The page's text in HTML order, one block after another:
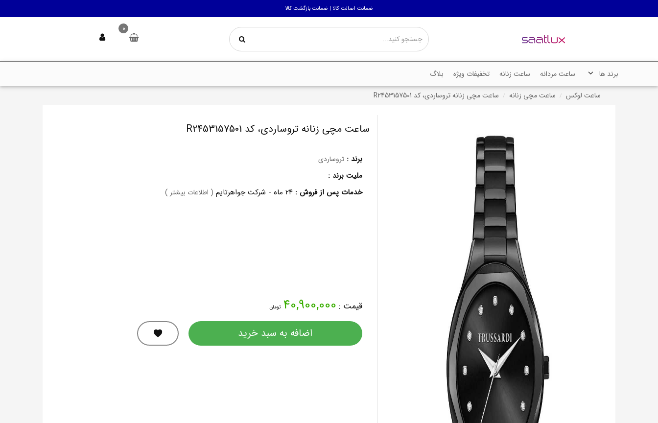
ضمانت اصالت کالا | ضمانت بازگشت کالا
0
برند ها ساعت مردانه ساعت زنانه تخفیفات ویژه
بلاگ
ساعت لوکس
ساعت مچی زنانه ساعت مچی زنانه تروساردی، کد R2453157501
ساعت مچی زنانه تروساردی، کد R2453157501
برند : تروساردی
ملیت برند :
خدمات پس از فروش :۲۴ ماه - شرکت جواهرتایم ( اطلاعات بیشتر )
قیمت : 40,900,000 تومان
اضافه به سبد خرید